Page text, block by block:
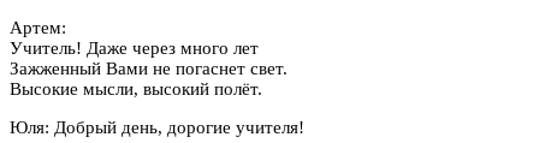
Артем:
Учитель! Даже через много лет
Зажженный Вами не погаснет свет.
Высокие мысли, высокий полёт.
Юля: Добрый день, дорогие учителя!